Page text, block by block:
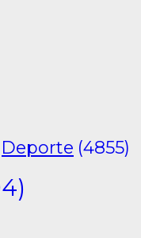
Deporte (4855)